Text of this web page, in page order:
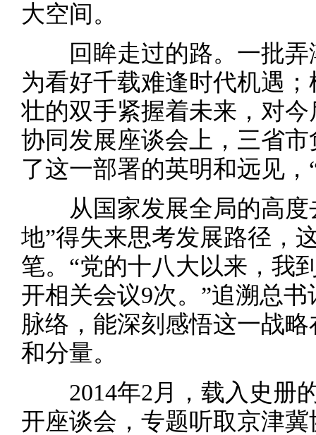
大空间。
回眸走过的路。一批弄
为看好千载难逢时代机遇
壮的双手紧握着未来，对
协同发展座谈会上，三省
了这一部署的英明和远见，
从国家发展全局的高度
地”得失来思考发展路径，
笔。“党的十八大以来，我
开相关会议9次。”追溯总
脉络，能深刻感悟这一战
和分量。
2014年2月，载入史册
开座谈会，专题听取京津